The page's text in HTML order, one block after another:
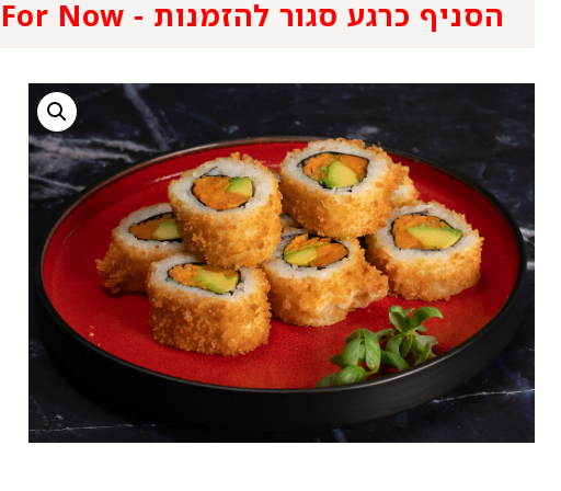
הסניף כרגע סגור להזמנות - We Are Closed For Now